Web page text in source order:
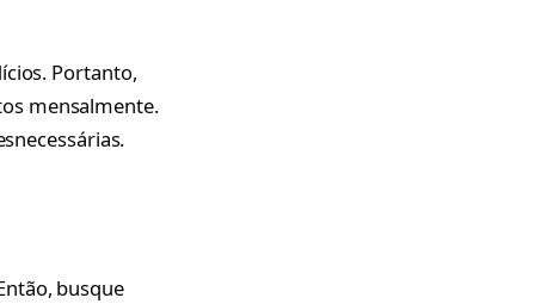
Portanto,
mensalmente.
busque